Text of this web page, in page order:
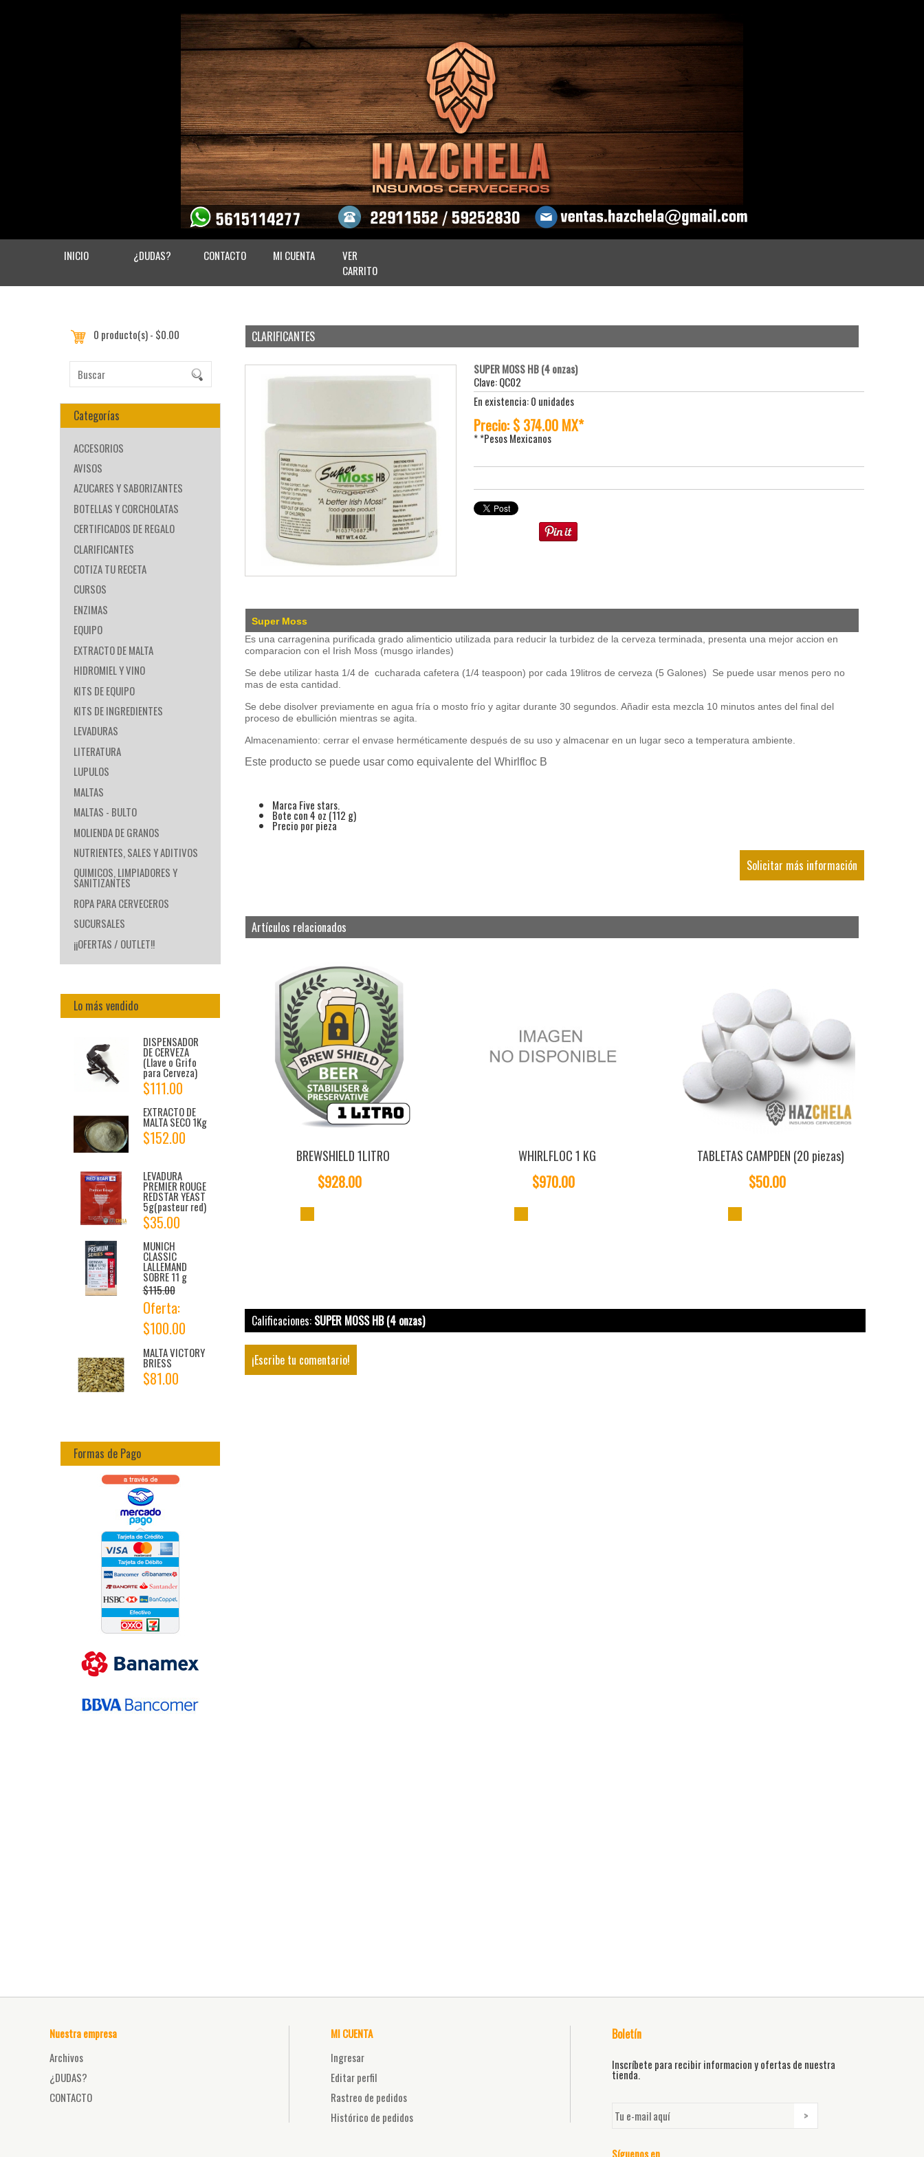
INICIO ¿DUDAS? CONTACTO MI CUENTA
VER
CARRITO
0 producto(s) - $0.00
Categorías
ACCESORIOS
AVISOS
AZUCARES Y SABORIZANTES
BOTELLAS Y CORCHOLATAS
CERTIFICADOS DE REGALO
CLARIFICANTES
COTIZA TU RECETA
CURSOS
ENZIMAS
EQUIPO
EXTRACTO DE MALTA
HIDROMIEL Y VINO
KITS DE EQUIPO
KITS DE INGREDIENTES
LEVADURAS
LITERATURA
LUPULOS
MALTAS
MALTAS - BULTO
MOLIENDA DE GRANOS
NUTRIENTES, SALES Y ADITIVOS
QUIMICOS, LIMPIADORES Y
SANITIZANTES
ROPA PARA CERVECEROS
SUCURSALES
¡¡OFERTAS / OUTLET!!
Lo más vendido
DISPENSADOR
DE CERVEZA
(Llave o Grifo
para Cerveza)
$111.00
EXTRACTO DE
MALTA SECO 1Kg
$152.00
LEVADURA
PREMIER ROUGE
REDSTAR YEAST
5g(pasteur red)
$35.00
MUNICH
CLASSIC
LALLEMAND
SOBRE 11 g
$115.00
Oferta:
$100.00
MALTA VICTORY
BRIESS
$81.00
Formas de Pago
CLARIFICANTES
SUPER MOSS HB (4 onzas)
Clave: QC02
En existencia: 0 unidades
Precio: $ 374.00 MX*
* *Pesos Mexicanos
Super Moss
Es una carragenina purificada grado alimenticio utilizada para reducir la turbidez de la cerveza terminada, presenta una mejor accion en
comparacion con el Irish Moss (musgo irlandes)
Se debe utilizar hasta 1/4 de cucharada cafetera (1/4 teaspoon) por cada 19litros de cerveza (5 Galones) Se puede usar menos pero no
mas de esta cantidad.
Se debe disolver previamente en agua fría o mosto frío y agitar durante 30 segundos. Añadir esta mezcla 10 minutos antes del final del
proceso de ebullición mientras se agita.
Almacenamiento: cerrar el envase herméticamente después de su uso y almacenar en un lugar seco a temperatura ambiente.
Este producto se puede usar como equivalente del Whirlfloc B
Marca Five stars.
Bote con 4 oz (112 g)
Precio por pieza
Solicitar más información
Artículos relacionados
BREWSHIELD 1LITRO
$928.00
WHIRLFLOC 1 KG
$970.00
TABLETAS CAMPDEN (20 piezas)
$50.00
Calificaciones: SUPER MOSS HB (4 onzas)
¡Escribe tu comentario!
Nuestra empresa
Archivos
¿DUDAS?
CONTACTO
MI CUENTA
Ingresar
Editar perfil
Rastreo de pedidos
Histórico de pedidos
Boletín
Inscríbete para recibir informacion y ofertas de nuestra
tienda.
Síguenos en